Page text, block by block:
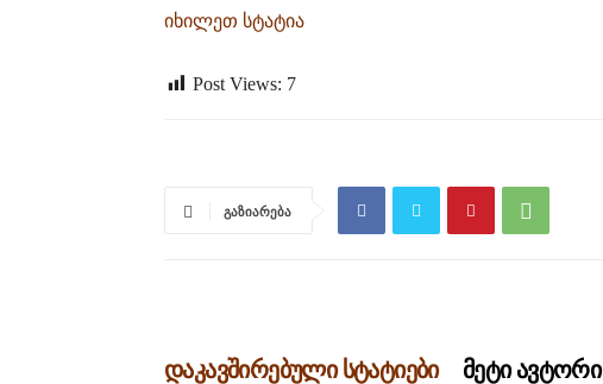
იხილეთ სტატია
Post Views: 7
გაზიარება
დაკავშირებული სტატიები მეტი ავტორი